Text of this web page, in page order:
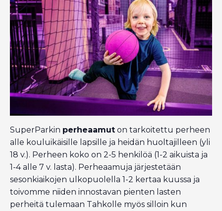
SuperParkin perheaamut on tarkoitettu perheen
alle kouluikäisille lapsille ja heidän huoltajilleen (yli
18 v.). Perheen koko on 2-5 henkilöä (1-2 aikuista ja
1-4 alle 7 v. lasta). Perheaamuja järjestetään
sesonkiaikojen ulkopuolella 1-2 kertaa kuussa ja
toivomme niiden innostavan pienten lasten
perheitä tulemaan Tahkolle myös silloin kun